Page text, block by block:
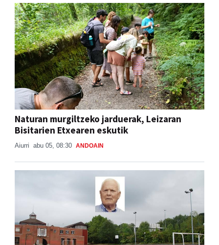
Naturan murgiltzeko jarduerak, Leizaran
Bisitarien Etxearen eskutik
Aiurri abu 05, 08:30 ANDOAIN